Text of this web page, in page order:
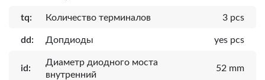
tq: Количество терминалов 3 pcs
dd: Допдиоды yes pcs
id:
Диаметр диодного моста
внутренний
52 mm